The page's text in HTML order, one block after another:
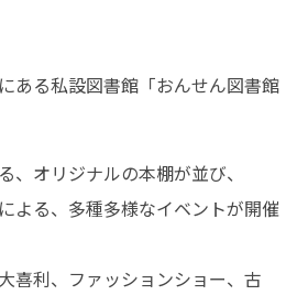
ある私設図書館「おんせん図書館
、オリジナルの本棚が並び、
よる、多種多様なイベントが開催
喜利、ファッションショー、古